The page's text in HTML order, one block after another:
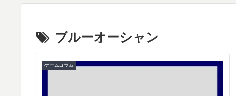
ブルーオーシャン
ゲームコラム